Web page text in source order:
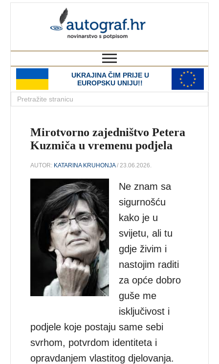
UKRAJINA ČIM PRIJE U
EUROPSKU UNIJU!!
Mirotvorno zajedništvo Petera
Kuzmiča u vremenu podjela
AUTOR: KATARINA KRUHONJA/ 23.06.2026.
Ne znam sa
sigurnošću
kako je u
svijetu, ali tu
gdje živim i
nastojim raditi
za opće dobro
guše me
isključivost i
podjele koje postaju same sebi
svrhom, potvrdom identiteta i
opravdanjem vlastitog djelovanja.